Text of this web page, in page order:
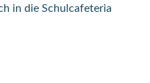
in die Schulcafeteria